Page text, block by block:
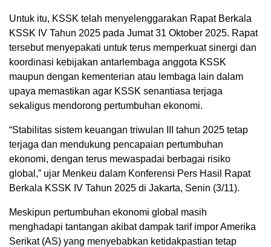
Untuk itu, KSSK telah menyelenggarakan Rapat Berkala
KSSK IV Tahun 2025 pada Jumat 31 Oktober 2025. Rapat
tersebut menyepakati untuk terus memperkuat sinergi dan
koordinasi kebijakan antarlembaga anggota KSSK
maupun dengan kementerian atau lembaga lain dalam
upaya memastikan agar KSSK senantiasa terjaga
sekaligus mendorong pertumbuhan ekonomi.
“Stabilitas sistem keuangan triwulan III tahun 2025 tetap
terjaga dan mendukung pencapaian pertumbuhan
ekonomi, dengan terus mewaspadai berbagai risiko
global,” ujar Menkeu dalam Konferensi Pers Hasil Rapat
Berkala KSSK IV Tahun 2025 di Jakarta, Senin (3/11).
Meskipun pertumbuhan ekonomi global masih
menghadapi tantangan akibat dampak tarif impor Amerika
Serikat (AS) yang menyebabkan ketidakpastian tetap